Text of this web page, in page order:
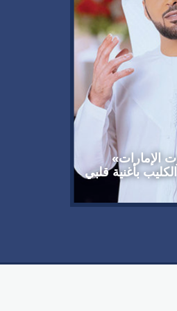
الإمارات»
بأغنية قلبي